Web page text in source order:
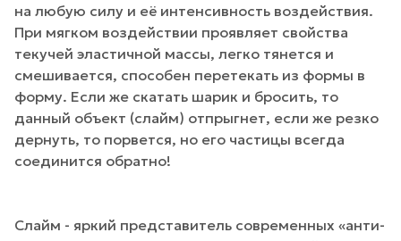
на любую силу и её интенсивность воздействия.
При мягком воздействии проявляет свойства
текучей эластичной массы, легко тянется и
смешивается, способен перетекать из формы в
форму. Если же скатать шарик и бросить, то
данный объект (слайм) отпрыгнет, если же резко
дернуть, то порвется, но его частицы всегда
соединится обратно!
Слайм - яркий представитель современных «анти-